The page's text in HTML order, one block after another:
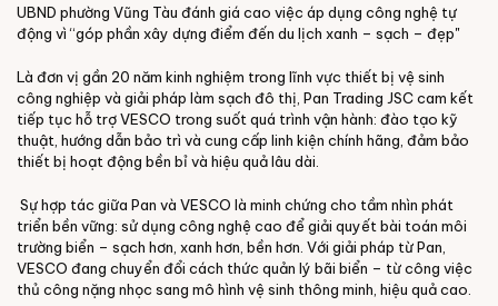
UBND phường Vũng Tàu đánh giá cao việc áp dụng công nghệ tự
động vì “góp phần xây dựng điểm đến du lịch xanh – sạch – đẹp"
Là đơn vị gần 20 năm kinh nghiệm trong lĩnh vực thiết bị vệ sinh
công nghiệp và giải pháp làm sạch đô thị, Pan Trading JSC cam kết
tiếp tục hỗ trợ VESCO trong suốt quá trình vận hành: đào tạo kỹ
thuật, hướng dẫn bảo trì và cung cấp linh kiện chính hãng, đảm bảo
thiết bị hoạt động bền bỉ và hiệu quả lâu dài.
Sự hợp tác giữa Pan và VESCO là minh chứng cho tầm nhìn phát
triển bền vững: sử dụng công nghệ cao để giải quyết bài toán môi
trường biển – sạch hơn, xanh hơn, bền hơn. Với giải pháp từ Pan,
VESCO đang chuyển đổi cách thức quản lý bãi biển – từ công việc
thủ công nặng nhọc sang mô hình vệ sinh thông minh, hiệu quả cao.